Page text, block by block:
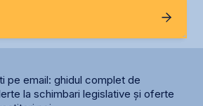
pe email: ghidul complet de
la schimbari legislative și oferte